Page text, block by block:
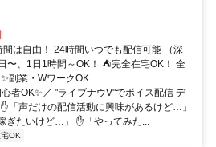
は自由！ 24時間いつでも配信可能 （深
〜、1日1時間～OK！ ⛺完全在宅OK！ 全
副業・WワークOK
者OK✨／ "ライブナウV"でボイス配信 デ
「声だけの配信活動に興味があるけど…」
ぎたいけど…」 ✋「やってみた...
OK